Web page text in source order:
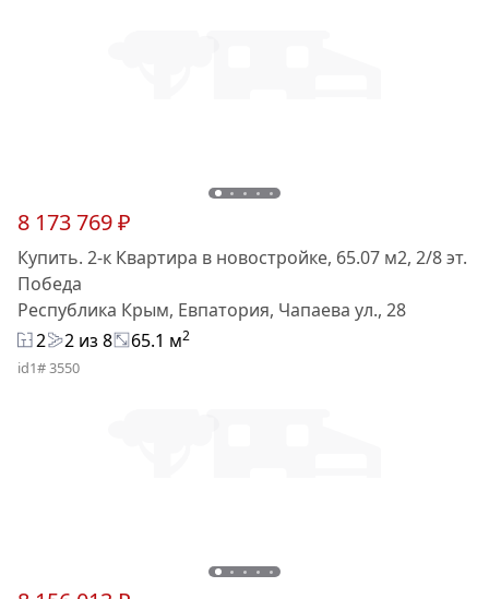
8 173 769 ₽
Купить. 2-к Квартира в новостройке, 65.07 м2, 2/8 эт.
Победа
Республика Крым, Евпатория, Чапаева ул., 28
2
2 из 8 65.1 м2
id1# 3550